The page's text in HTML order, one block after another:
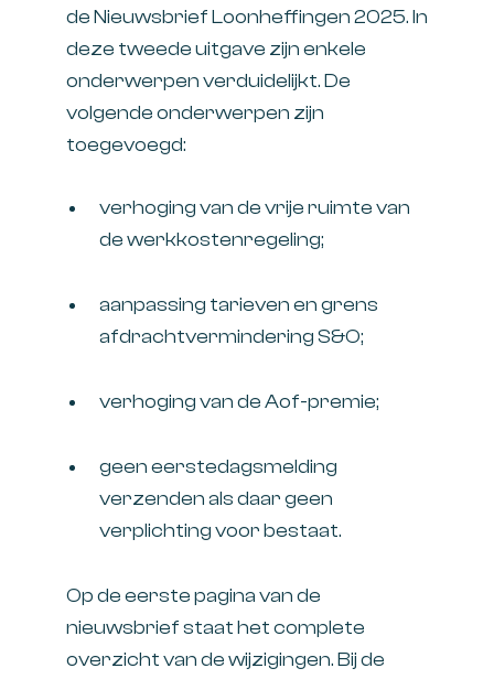
de Nieuwsbrief Loonheffingen 2025. In
deze tweede uitgave zijn enkele
onderwerpen verduidelijkt. De
volgende onderwerpen zijn
toegevoegd:
verhoging van de vrije ruimte van
de werkkostenregeling;
aanpassing tarieven en grens
afdrachtvermindering S&O;
verhoging van de Aof-premie;
geen eerstedagsmelding
verzenden als daar geen
verplichting voor bestaat.
Op de eerste pagina van de
nieuwsbrief staat het complete
overzicht van de wijzigingen. Bij de